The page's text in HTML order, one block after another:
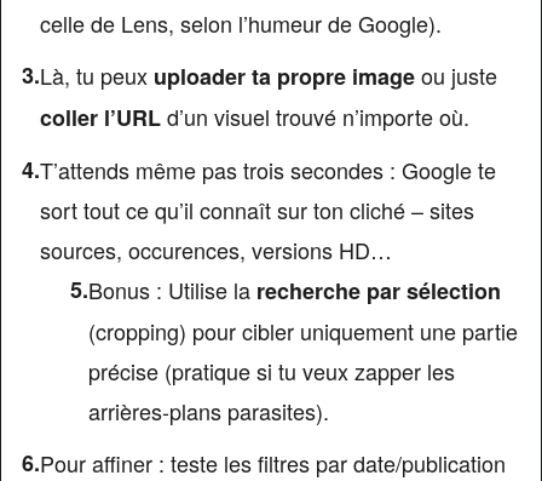
celle de Lens, selon l’humeur de Google).
Là, tu peux uploader ta propre imageou juste
coller l’URLd’un visuel trouvé n’importe où.
T’attends même pas trois secondes : Google te
sort tout ce qu’il connaît sur ton cliché – sites
sources, occurences, versions HD…
Bonus : Utilise la recherche par sélection
(cropping) pour cibler uniquement une partie
précise (pratique si tu veux zapper les
arrières-plans parasites).
Pour affiner : teste les filtres par date/publication